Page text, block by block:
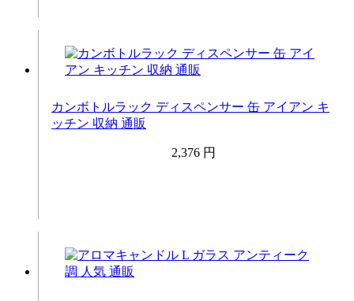
カンボトルラック ディスペンサー 缶 アイアン キ
ッチン 収納 通販
2,376 円